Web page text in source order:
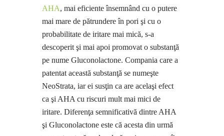
AHA, mai eficiente însemnând cu o putere
mai mare de pătrundere în pori şi cu o
probabilitate de iritare mai mică, s-a
descoperit şi mai apoi promovat o substanţă
pe nume Gluconolactone. Compania care a
patentat această substanţă se numeşte
NeoStrata, iar ei susţin ca are acelaşi efect
ca şi AHA cu riscuri mult mai mici de
iritare. Diferenţa semnificativă dintre AHA
şi Gluconolactone este că acesta din urmă